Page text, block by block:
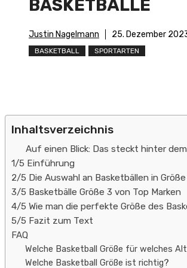
ASKETBÄLLE
Justin Nagelmann 25. Dezember
BASKETBALL SPORTARTEN
Inhaltsverzeichnis
Auf einen Blick: Das steckt hinter
1/5 Einführung
2/5 Die Auswahl an Basketbällen in
3/5 Basketbälle Größe 3 von Top Marken
4/5 Wie man die perfekte Größe des
5/5 Fazit zum Text
FAQ
Welche Basketball Größe für welches
Welche Basketball Größe ist richtig?